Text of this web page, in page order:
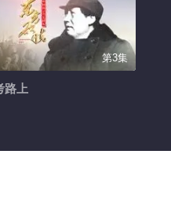
第3集
路上